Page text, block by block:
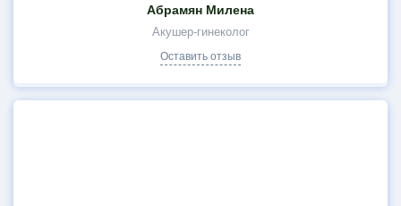
Абрамян Милена
Акушер-гинеколог
Оставить отзыв